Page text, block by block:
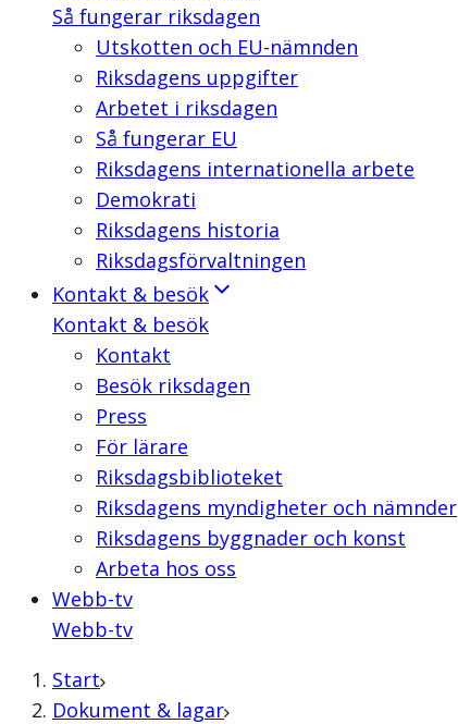
Så fungerar riksdagen
Utskotten och EU-nämnden
Riksdagens uppgifter
Arbetet i riksdagen
Så fungerar EU
Riksdagens internationella arbete
Demokrati
Riksdagens historia
Riksdagsförvaltningen
Kontakt & besök
Kontakt & besök
Kontakt
Besök riksdagen
Press
För lärare
Riksdagsbiblioteket
Riksdagens myndigheter och nämnder
Riksdagens byggnader och konst
Arbeta hos oss
Webb-tv
Webb-tv
Start
Dokument & lagar